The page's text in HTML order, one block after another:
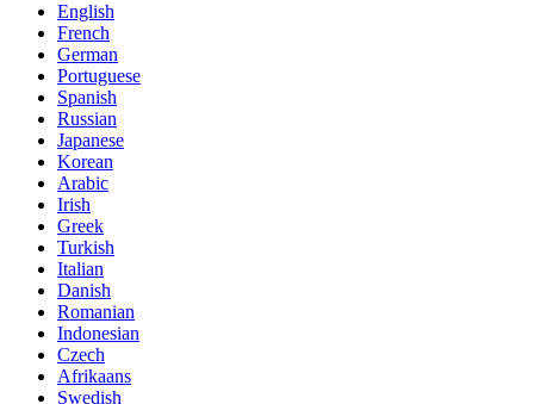
English
French
German
Portuguese
Spanish
Russian
Japanese
Korean
Arabic
Irish
Greek
Turkish
Italian
Danish
Romanian
Indonesian
Czech
Afrikaans
Swedish